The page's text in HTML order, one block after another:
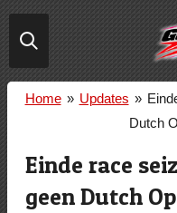
direct
naar
Home » Updates »
Dutch
Einde race
geen Dutch